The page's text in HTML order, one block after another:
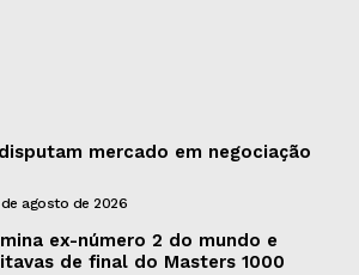
mercado em negociação
agosto de 2026
ex-número 2 do mundo e
de final do Masters 1000